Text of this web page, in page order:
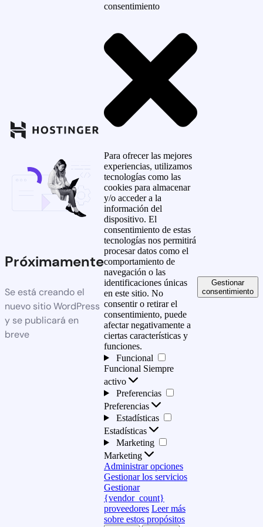
Próximamente
Se está creando el
nuevo sitio WordPress
y se publicará en
breve
consentimiento
Para ofrecer las mejores
experiencias, utilizamos
tecnologías como las
cookies para almacenar
y/o acceder a la
información del
dispositivo. El
consentimiento de estas
tecnologías nos permitirá
procesar datos como el
comportamiento de
navegación o las
identificaciones únicas
en este sitio. No
consentir o retirar el
consentimiento, puede
afectar negativamente a
ciertas características y
funciones.
Funcional
Funcional Siempre
activo
Preferencias
Preferencias
Estadísticas
Estadísticas
Marketing
Marketing
Administrar opciones
Gestionar los servicios
Gestionar
{vendor_count}
proveedores Leer más
sobre estos propósitos
Gestionar
consentimiento